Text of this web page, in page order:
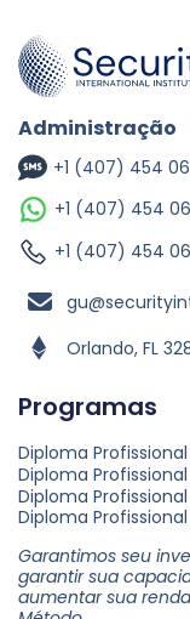
Administração
+1 (407) 454
+1 (407) 454
+1 (407) 454
Orlando, FL
Programas
Diploma
Diploma
Diploma
Diploma
Garantimos seu
garantir sua
aumentar sua